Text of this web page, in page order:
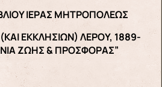
ΙΕΡΑΣ ΜΗΤΡΟΠΟΛΕΩΣ
ΕΚΚΛΗΣΙΩΝ) ΛΕΡΟΥ, 1889-
ΖΩΗΣ & ΠΡΟΣΦΟΡΑΣ”